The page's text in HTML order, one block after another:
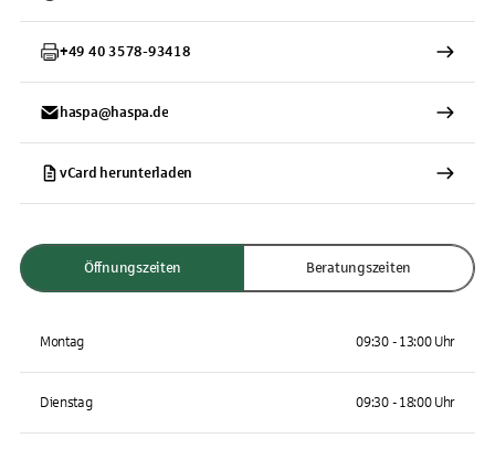
+49 40 3578-93418
haspa@haspa.de
vCard herunterladen
Öffnungszeiten Beratungszeiten
Montag 09:30 - 13:00 Uhr
Dienstag 09:30 - 18:00 Uhr